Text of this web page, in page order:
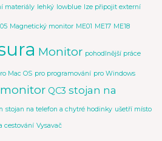
materiály lehký lowblue lze připojit externí
Magnetický monitor ME01 ME17 ME18
Monitor pohodlnější práce
Mac OS pro programování pro Windows
QC3 stojan na
stojan na telefon a chytré hodinky ušetří místo
cestování Vysavač